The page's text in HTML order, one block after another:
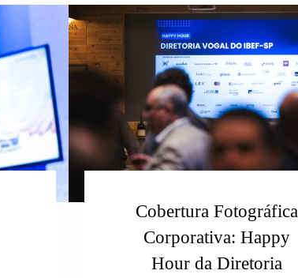
Cobertura Fotográfica
Corporativa: Happy
Hour da Diretoria